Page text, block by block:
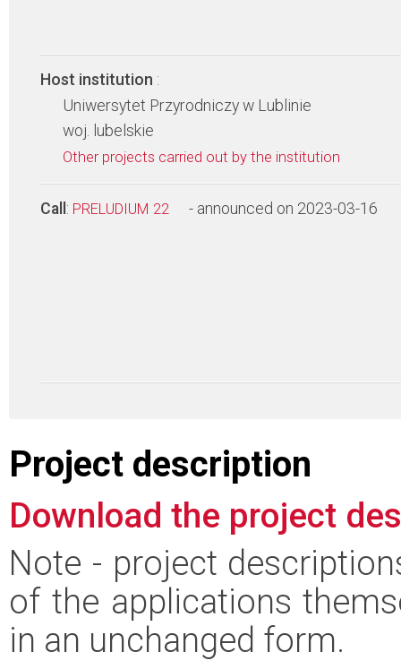
Host institution :
Uniwersytet Przyrodniczy w Lublinie
woj. lubelskie
Other projects carried out by the institution
Call : PRELUDIUM 22 - announced on 2023-03-16
Project description
Download the project
Note - project
of the applications
in an unchanged form.